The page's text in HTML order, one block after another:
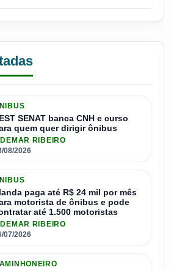
SENAT banca CNH e curso
quem quer dirigir ônibus
RIBEIRO
08/2026
paga até R$ 24 mil por mês
motorista de ônibus e pode
até 1.500 motoristas
RIBEIRO
07/2026